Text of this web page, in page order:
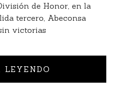
de Honor, en la
tercero, Abeconsa
victorias
LEYENDO